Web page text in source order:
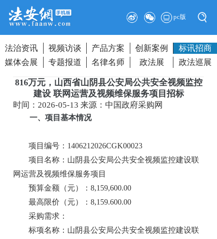
pc版
法治资讯 视频访谈 产品方案 创新案例
标讯招商
媒体会展
专题报道 名律名师 政法展 政法巡展
816万元，山西省山阴县公安局公共安全视频监控
建设 联网运营及视频维保服务项目招标
时间：2026-05-13来源：中国政府采购网
一、项目基本情况
项目编号：1406212026CGK00023
项目名称：山阴县公安局公共安全视频监控建设联
网运营及视频维保服务项目
预算金额（元）：8,159,600.00
最高限价（元）：8,159.600.00
采购需求：
标项名称：山阴县公安局公共安全视频监控建设联